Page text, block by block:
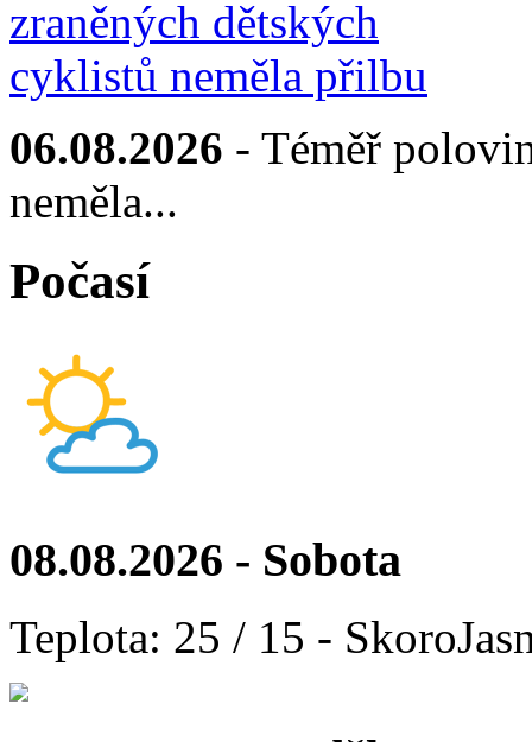
06.08.2026 - Téměř
neměla...
Počasí
08.08.2026 - Sobota
Teplota: 25 / 15 -